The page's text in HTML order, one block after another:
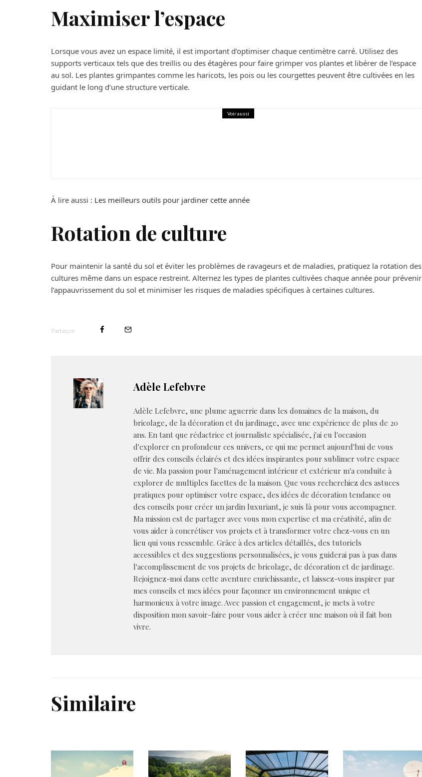
Maximiser l’espace
Lorsque vous avez un espace limité, il est important d’optimiser chaque centimètre carré. Utilisez des
supports verticaux tels que des treillis ou des étagères pour faire grimper vos plantes et libérer de l’espace
au sol. Les plantes grimpantes comme les haricots, les pois ou les courgettes peuvent être cultivées en les
guidant le long d’une structure verticale.
Voir aussi
À lire aussi : Les meilleurs outils pour jardiner cette année
Rotation de culture
Pour maintenir la santé du sol et éviter les problèmes de ravageurs et de maladies, pratiquez la rotation des
cultures même dans un espace restreint. Alternez les types de plantes cultivées chaque année pour prévenir
l’appauvrissement du sol et minimiser les risques de maladies spécifiques à certaines cultures.
Partager
Adèle Lefebvre
Adèle Lefebvre, une plume aguerrie dans les domaines de la maison, du
bricolage, de la décoration et du jardinage, avec une expérience de plus de 20
ans. En tant que rédactrice et journaliste spécialisée, j'ai eu l'occasion
d'explorer en profondeur ces univers, ce qui me permet aujourd'hui de vous
offrir des conseils éclairés et des idées inspirantes pour sublimer votre espace
de vie. Ma passion pour l'aménagement intérieur et extérieur m'a conduite à
explorer de multiples facettes de la maison. Que vous recherchiez des astuces
pratiques pour optimiser votre espace, des idées de décoration tendance ou
des conseils pour créer un jardin luxuriant, je suis là pour vous accompagner.
Ma mission est de partager avec vous mon expertise et ma créativité, afin de
vous aider à concrétiser vos projets et à transformer votre chez-vous en un
lieu qui vous ressemble. Grâce à des articles détaillés, des tutoriels
accessibles et des suggestions personnalisées, je vous guiderai pas à pas dans
l'accomplissement de vos projets de bricolage, de décoration et de jardinage.
Rejoignez-moi dans cette aventure enrichissante, et laissez-vous inspirer par
mes conseils et mes idées pour façonner un environnement unique et
harmonieux à votre image. Avec passion et engagement, je mets à votre
disposition mon savoir-faire pour vous aider à créer une maison où il fait bon
vivre.
Similaire